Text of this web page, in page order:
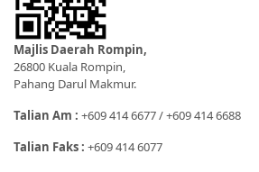
Majlis Daerah Rompin,
26800 Kuala Rompin,
Pahang Darul Makmur.
Talian Am : +609 414 6677 / +609 414 6688
Talian Faks : +609 414 6077